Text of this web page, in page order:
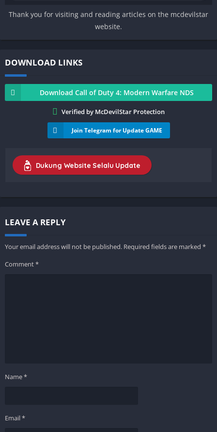
Thank you for visiting and reading articles on the mcdevilstar
website.
DOWNLOAD LINKS
Download Call of Duty 4: Modern Warfare NDS
Verified by McDevilStar Protection
Join Telegram for Update GAME
Dukung Website Selalu Update
LEAVE A REPLY
Your email address will not be published. Required fields are marked *
Comment*
Name*
Email*